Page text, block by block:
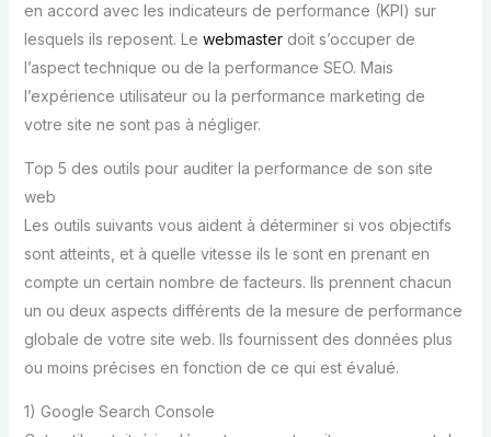
en accord avec les indicateurs de performance (KPI) sur
lesquels ils reposent. Le webmasterdoit s’occuper de
l’aspect technique ou de la performance SEO. Mais
l’expérience utilisateur ou la performance marketing de
votre site ne sont pas à négliger.
Top 5 des outils pour auditer la performance de son site
web
Les outils suivants vous aident à déterminer si vos objectifs
sont atteints, et à quelle vitesse ils le sont en prenant en
compte un certain nombre de facteurs. Ils prennent chacun
un ou deux aspects différents de la mesure de performance
globale de votre site web. Ils fournissent des données plus
ou moins précises en fonction de ce qui est évalué.
1) Google Search Console